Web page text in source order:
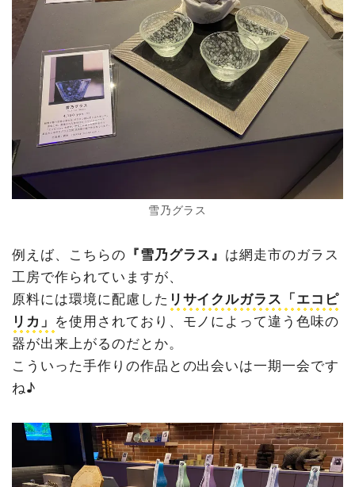
雪乃グラス
例えば、こちらの 『雪乃グラス』 は網走市のガラス
工房で作られていますが、
原料には環境に配慮した リサイクルガラス「エコピ
リカ」 を使用されており、モノによって違う色味の
器が出来上がるのだとか。
こういった手作りの作品との出会いは一期一会です
ね♪